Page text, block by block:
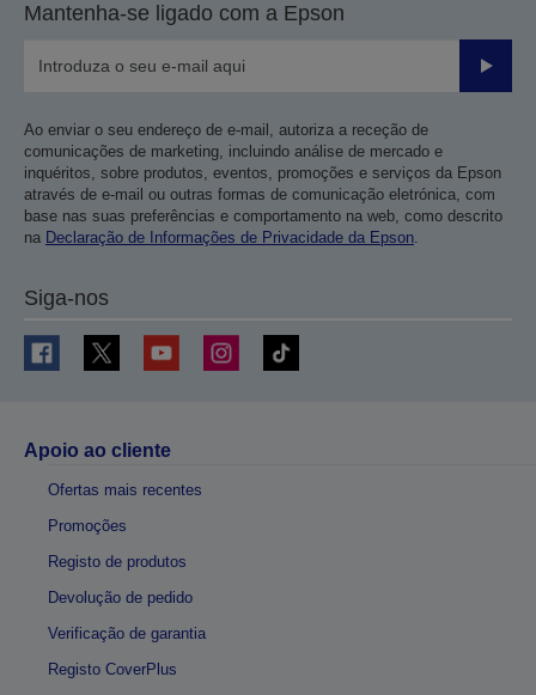
Mantenha-se ligado com a Epson
Enviar
Ao enviar o seu endereço de e-mail, autoriza a receção de
comunicações de marketing, incluindo análise de mercado e
inquéritos, sobre produtos, eventos, promoções e serviços da Epson
através de e-mail ou outras formas de comunicação eletrónica, com
base nas suas preferências e comportamento na web, como descrito
na Declaração de Informações de Privacidade da Epson.
Siga-nos
Apoio ao cliente
Ofertas mais recentes
Promoções
Registo de produtos
Devolução de pedido
Verificação de garantia
Registo CoverPlus